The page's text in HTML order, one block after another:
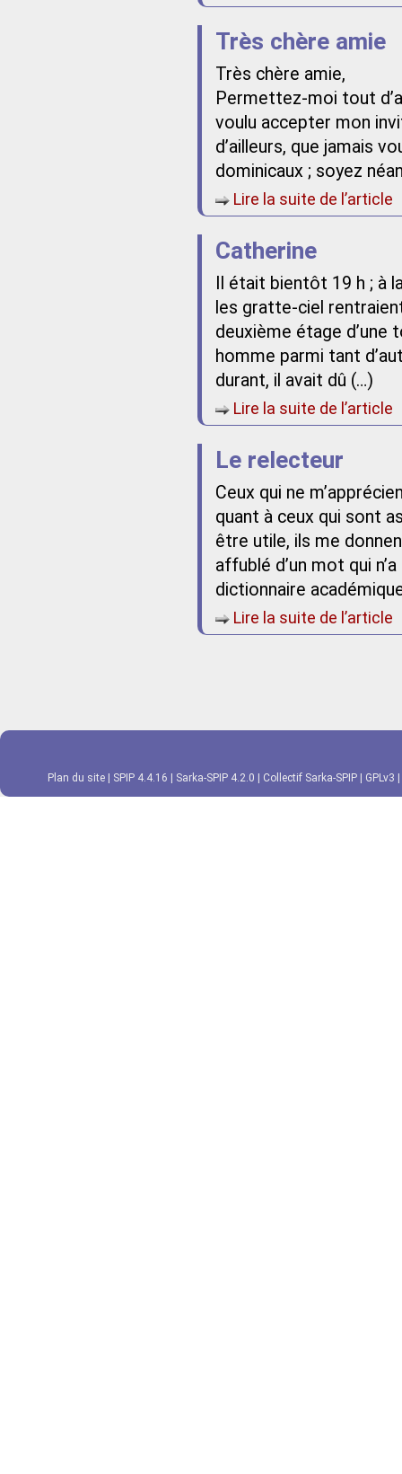
Très chère amie
Très chère amie,
Permettez-moi tout
voulu accepter mon
d’ailleurs, que jamais
dominicaux ; soyez
Lire la suite de l’article
Catherine
Il était bientôt 19 h ; à
les gratte-ciel
deuxième étage d’une
homme parmi tant
durant, il avait dû (…)
Lire la suite de l’article
Le relecteur
Ceux qui ne
quant à ceux qui sont
être utile, ils me
affublé d’un mot qui
dictionnaire
Lire la suite de l’article
Plan du site SPIP 4.4.16 Sarka-SPIP 4.2.0 Collectif Sarka-SPIP GPLv3